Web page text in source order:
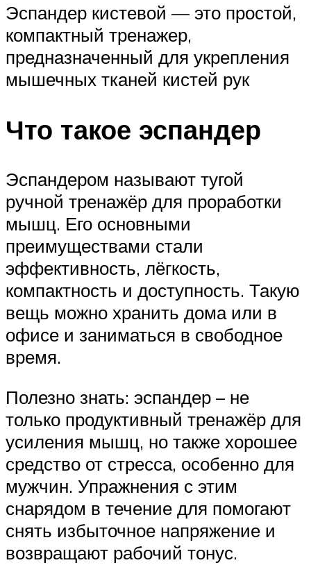
Эспандер кистевой — это простой,
компактный тренажер,
предназначенный для укрепления
мышечных тканей кистей рук
Что такое эспандер
Эспандером называют тугой
ручной тренажёр для проработки
мышц. Его основными
преимуществами стали
эффективность, лёгкость,
компактность и доступность. Такую
вещь можно хранить дома или в
офисе и заниматься в свободное
время.
Полезно знать: эспандер – не
только продуктивный тренажёр для
усиления мышц, но также хорошее
средство от стресса, особенно для
мужчин. Упражнения с этим
снарядом в течение для помогают
снять избыточное напряжение и
возвращают рабочий тонус.